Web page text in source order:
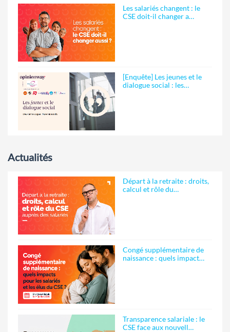
Les salariés changent : le
CSE doit-il changer a…
[Enquête] Les jeunes et le
dialogue social : les…
Actualités
Départ à la retraite : droits,
calcul et rôle du…
Congé supplémentaire de
naissance : quels impact…
Transparence salariale : le
CSE face aux nouvell…